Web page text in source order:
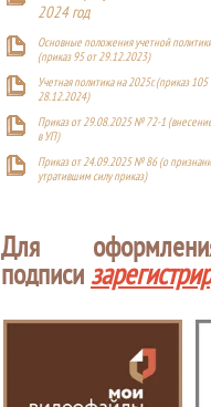
2024 год
Основные положения учетной
(приказ 95 от 29.12.2023)
Учетная политика на 2025г. (приказ 105
28.12.2024)
Приказ от 29.08.2025 № 72-1
в УП)
Приказ от 24.09.2025 № 86 (о
утратившим силу приказ)
Для
подписи